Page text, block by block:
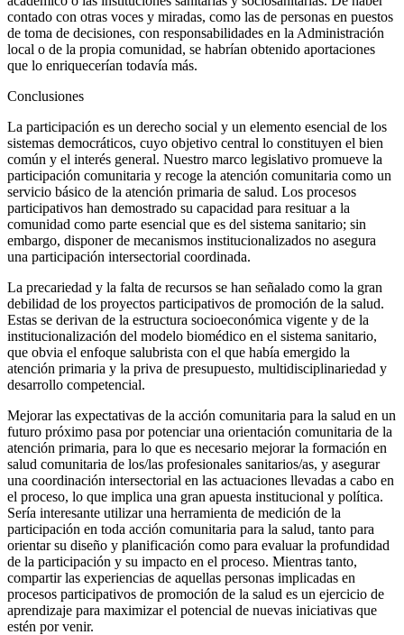
contado con otras voces y miradas, como las de personas en puestos
de toma de decisiones, con responsabilidades en la Administración
local o de la propia comunidad, se habrían obtenido aportaciones
que lo enriquecerían todavía más.
Conclusiones
La participación es un derecho social y un elemento esencial de los
sistemas democráticos, cuyo objetivo central lo constituyen el bien
común y el interés general. Nuestro marco legislativo promueve la
participación comunitaria y recoge la atención comunitaria como un
servicio básico de la atención primaria de salud. Los procesos
participativos han demostrado su capacidad para resituar a la
comunidad como parte esencial que es del sistema sanitario; sin
embargo, disponer de mecanismos institucionalizados no asegura
una participación intersectorial coordinada.
La precariedad y la falta de recursos se han señalado como la gran
debilidad de los proyectos participativos de promoción de la salud.
Estas se derivan de la estructura socioeconómica vigente y de la
institucionalización del modelo biomédico en el sistema sanitario,
que obvia el enfoque salubrista con el que había emergido la
atención primaria y la priva de presupuesto, multidisciplinariedad y
desarrollo competencial.
Mejorar las expectativas de la acción comunitaria para la salud en un
futuro próximo pasa por potenciar una orientación comunitaria de la
atención primaria, para lo que es necesario mejorar la formación en
salud comunitaria de los/las profesionales sanitarios/as, y asegurar
una coordinación intersectorial en las actuaciones llevadas a cabo en
el proceso, lo que implica una gran apuesta institucional y política.
Sería interesante utilizar una herramienta de medición de la
participación en toda acción comunitaria para la salud, tanto para
orientar su diseño y planificación como para evaluar la profundidad
de la participación y su impacto en el proceso. Mientras tanto,
compartir las experiencias de aquellas personas implicadas en
procesos participativos de promoción de la salud es un ejercicio de
aprendizaje para maximizar el potencial de nuevas iniciativas que
estén por venir.